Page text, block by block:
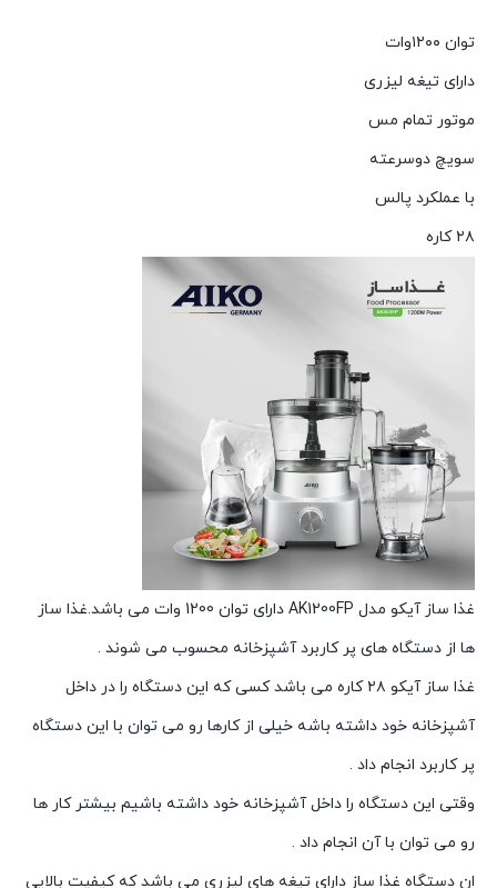
توان ۱۲۰۰وات
دارای تیغه لیزری
موتور تمام مس
سویچ دوسرعته
با عملکرد پالس
۲۸ کاره
غذا ساز آیکو مدل AK1200FP دارای توان 1200 وات می باشد.غذا ساز
ها از دستگاه های پر کاربرد آشپزخانه محسوب می شوند .
غذا ساز آیکو ۲۸ کاره می باشد کسی که این دستگاه را در داخل
آشپزخانه خود داشته باشه خیلی از کارها رو می توان با این دستگاه
پر کاربرد انجام داد .
وقتی این دستگاه را داخل آشپزخانه خود داشته باشیم بیشتر کار ها
رو می توان با آن انجام داد .
ان دستگاه غذا ساز دارای تیغه های لیزری می باشد که کیفیت بالایی